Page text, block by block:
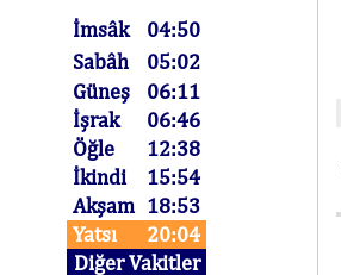
İmsâk
04:50
Sabâh
05:02
Güneş
06:11
İşrak
06:46
Öğle
12:38
İkindi
15:54
Akşam 18:53
Yatsı
20:04
Diğer Vakitler